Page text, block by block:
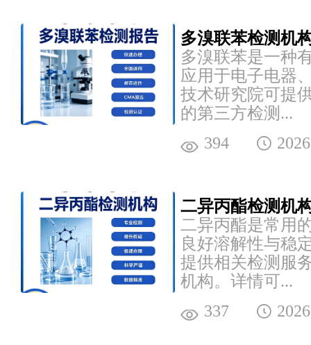
多溴联苯检测机
多溴联苯是一种
应用于电子电器
技术研究院可提
的第三方检测...
394
二异丙酯检测机
二异丙酯是常用
良好溶解性与稳
提供相关检测服
机构。详情可...
337